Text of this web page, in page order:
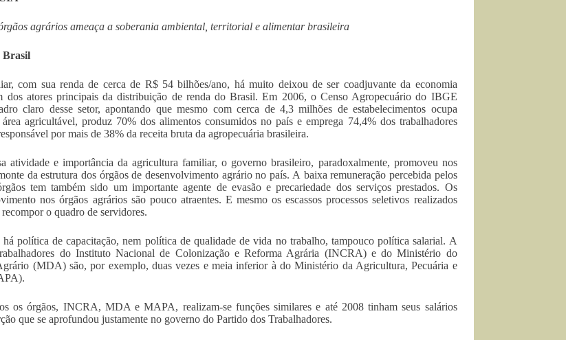
agrários ameaça a soberania ambiental, territorial e alimentar brasileira
Brasil
com sua renda de cerca de R$ 54 bilhões/ano, há muito deixou de ser coadjuvante da economia
dos atores principais da distribuição de renda do Brasil. Em 2006, o Censo Agropecuário do IBGE
claro desse setor, apontando que mesmo com cerca de 4,3 milhões de estabelecimentos ocupa
agricultável, produz 70% dos alimentos consumidos no país e emprega 74,4% dos trabalhadores
por mais de 38% da receita bruta da agropecuária brasileira.
atividade e importância da agricultura familiar, o governo brasileiro, paradoxalmente, promoveu nos
da estrutura dos órgãos de desenvolvimento agrário no país. A baixa remuneração percebida pelos
tem também sido um importante agente de evasão e precariedade dos serviços prestados. Os
nos órgãos agrários são pouco atraentes. E mesmo os escassos processos seletivos realizados
o quadro de servidores.
há política de capacitação, nem política de qualidade de vida no trabalho, tampouco política salarial. A
do Instituto Nacional de Colonização e Reforma Agrária (INCRA) e do Ministério do
(MDA) são, por exemplo, duas vezes e meia inferior à do Ministério da Agricultura, Pecuária e
os órgãos, INCRA, MDA e MAPA, realizam-se funções similares e até 2008 tinham seus salários
que se aprofundou justamente no governo do Partido dos Trabalhadores.